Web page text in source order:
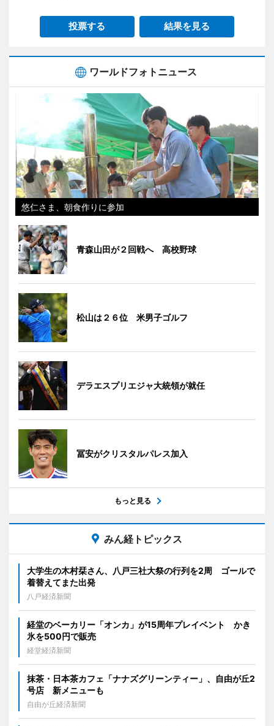
投票する 結果を見る
ワールドフォトニュース
悠仁さま、朝食作りに参加
青森山田が２回戦へ 高校野球
松山は２６位 米男子ゴルフ
デラエスプリエジャ大統領が就任
冨安がクリスタルパレス加入
もっと見る
みん経トピックス
大学生の木村栞さん、八戸三社大祭の行列を2周 ゴールで
着替えてまた出発
八戸経済新聞
経堂のベーカリー「オンカ」が15周年プレイベント かき
氷を500円で販売
経堂経済新聞
抹茶・日本茶カフェ「ナナズグリーンティー」、自由が丘2
号店 新メニューも
自由が丘経済新聞